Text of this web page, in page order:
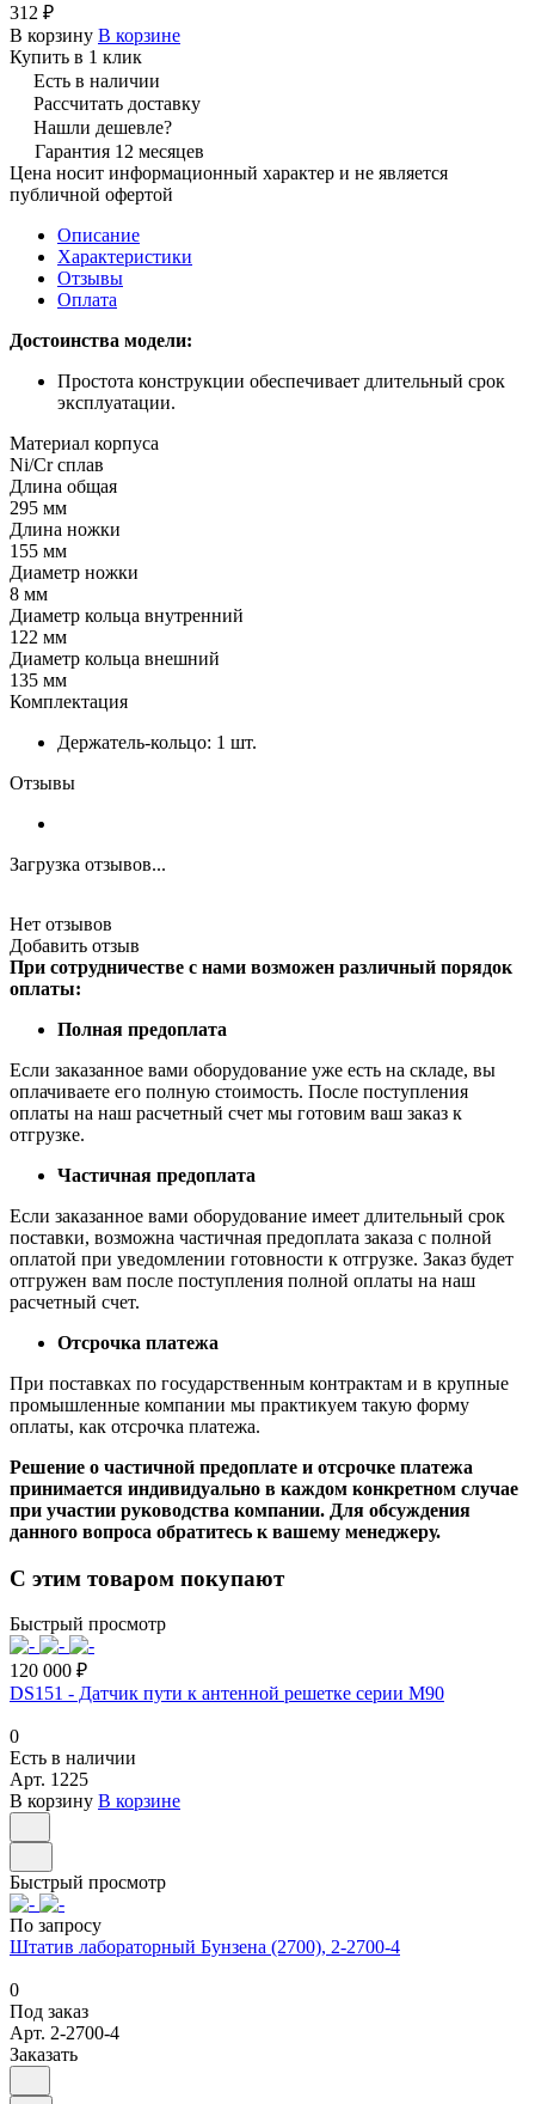
312 ₽
В корзину В корзине
Купить в 1 клик
Есть в наличии
Рассчитать доставку
Нашли дешевле?
Гарантия 12 месяцев
Цена носит информационный характер и не является
публичной офертой
Описание
Характеристики
Отзывы
Оплата
Достоинства модели:
Простота конструкции обеспечивает длительный срок
эксплуатации.
Материал корпуса
Ni/Cr сплав
Длина общая
295 мм
Длина ножки
155 мм
Диаметр ножки
8 мм
Диаметр кольца внутренний
122 мм
Диаметр кольца внешний
135 мм
Комплектация
Держатель-кольцо: 1 шт.
Отзывы
Загрузка отзывов...
Нет отзывов
Добавить отзыв
При сотрудничестве с нами возможен различный порядок
оплаты:
Полная предоплата
Если заказанное вами оборудование уже есть на складе, вы
оплачиваете его полную стоимость. После поступления
оплаты на наш расчетный счет мы готовим ваш заказ к
отгрузке.
Частичная предоплата
Если заказанное вами оборудование имеет длительный срок
поставки, возможна частичная предоплата заказа с полной
оплатой при уведомлении готовности к отгрузке. Заказ будет
отгружен вам после поступления полной оплаты на наш
расчетный счет.
Отсрочка платежа
При поставках по государственным контрактам и в крупные
промышленные компании мы практикуем такую форму
оплаты, как отсрочка платежа.
Решение о частичной предоплате и отсрочке платежа
принимается индивидуально в каждом конкретном случае
при участии руководства компании. Для обсуждения
данного вопроса обратитесь к вашему менеджеру.
С этим товаром покупают
Быстрый просмотр
120 000 ₽
DS151 - Датчик пути к антенной решетке серии M90
0
Есть в наличии
Арт. 1225
В корзину В корзине
Быстрый просмотр
По запросу
Штатив лабораторный Бунзена (2700), 2-2700-4
0
Под заказ
Арт. 2-2700-4
Заказать